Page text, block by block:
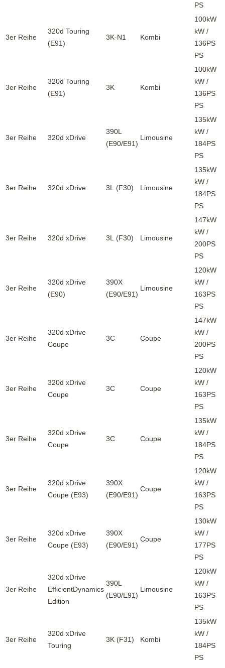
PS
3er Reihe
320d Touring
(E91)
3K-N1 Kombi
100kW
kW /
136PS
PS
3er Reihe
320d Touring
(E91)
3K Kombi
100kW
kW /
136PS
PS
3er Reihe 320d xDrive
390L
(E90/E91)
Limousine
135kW
kW /
184PS
PS
3er Reihe 320d xDrive 3L (F30) Limousine
135kW
kW /
184PS
PS
3er Reihe 320d xDrive 3L (F30) Limousine
147kW
kW /
200PS
PS
3er Reihe
320d xDrive
(E90)
390X
(E90/E91)
Limousine
120kW
kW /
163PS
PS
3er Reihe
320d xDrive
Coupe
3C Coupe
147kW
kW /
200PS
PS
3er Reihe
320d xDrive
Coupe
3C Coupe
120kW
kW /
163PS
PS
3er Reihe
320d xDrive
Coupe
3C Coupe
135kW
kW /
184PS
PS
3er Reihe
320d xDrive
Coupe (E93)
390X
(E90/E91)
Coupe
120kW
kW /
163PS
PS
3er Reihe
320d xDrive
Coupe (E93)
390X
(E90/E91)
Coupe
130kW
kW /
177PS
PS
3er Reihe
320d xDrive
EfficientDynamics
Edition
390L
(E90/E91)
Limousine
120kW
kW /
163PS
PS
3er Reihe
320d xDrive
Touring
3K (F31) Kombi
135kW
kW /
184PS
PS